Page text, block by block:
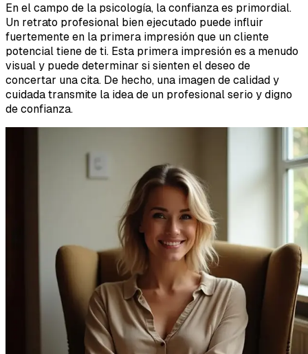
En el campo de la psicología, la confianza es primordial.
Un retrato profesional bien ejecutado puede influir
fuertemente en la primera impresión que un cliente
potencial tiene de ti. Esta primera impresión es a menudo
visual y puede determinar si sienten el deseo de
concertar una cita. De hecho, una imagen de calidad y
cuidada transmite la idea de un profesional serio y digno
de confianza.